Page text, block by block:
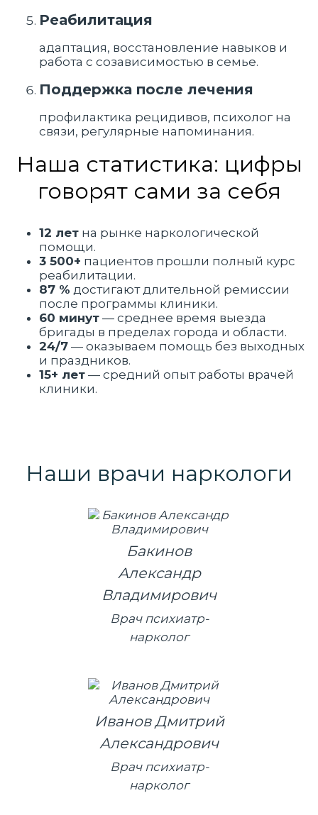
Реабилитация
адаптация, восстановление навыков и
работа с созависимостью в семье.
Поддержка после лечения
профилактика рецидивов, психолог на
связи, регулярные напоминания.
Наша статистика: цифры
говорят сами за себя
12 лет на рынке наркологической
помощи.
3 500+ пациентов прошли полный курс
реабилитации.
87 % достигают длительной ремиссии
после программы клиники.
60 минут — среднее время выезда
бригады в пределах города и области.
24/7 — оказываем помощь без выходных
и праздников.
15+ лет — средний опыт работы врачей
клиники.
Наши врачи наркологи
Бакинов
Александр
Владимирович
Врач психиатр-
нарколог
Иванов Дмитрий
Александрович
Врач психиатр-
нарколог